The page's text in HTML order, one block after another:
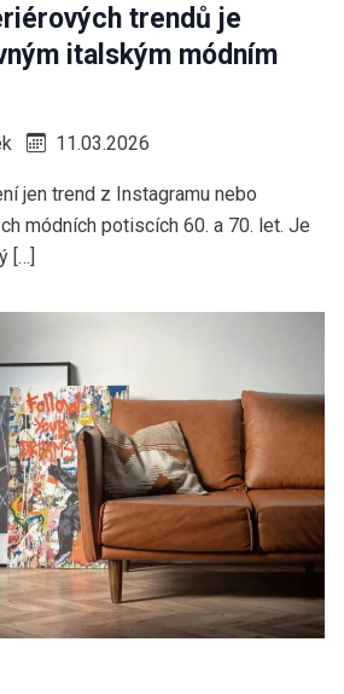
trendů je
italským módním
11.03.2026
jen trend z Instagramu nebo
módních potiscích 60. a 70. let. Je
[…]